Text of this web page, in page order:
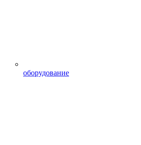
оборудование